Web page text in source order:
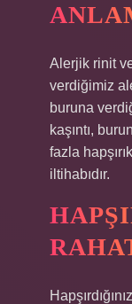
Alerjik rinit
verdiğimiz
buruna
kaşıntı,
fazla
iltihabıdır.